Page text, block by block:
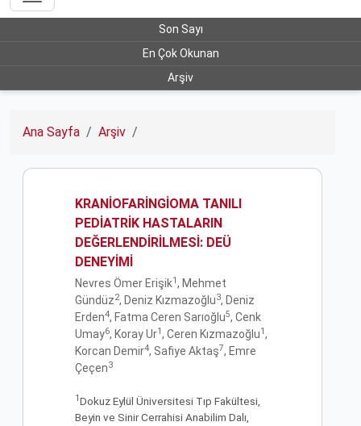
Son Sayı
En Çok Okunan
Arşiv
Ana Sayfa Arşiv
KRANİOFARİNGİOMA TANILI
PEDİATRİK HASTALARIN
DEĞERLENDİRİLMESİ: DEÜ
DENEYİMİ
Nevres Ömer Erişik1 , Mehmet
Gündüz2, Deniz Kızmazoğlu3, Deniz
Erden4, Fatma Ceren Sarıoğlu5, Cenk
Umay6, Koray Ur1 , Ceren Kızmazoğlu1 ,
Korcan Demir4, Safiye Aktaş7, Emre
Çeçen3
1 Dokuz Eylül Üniversitesi Tıp Fakültesi,
Beyin ve Sinir Cerrahisi Anabilim Dalı,